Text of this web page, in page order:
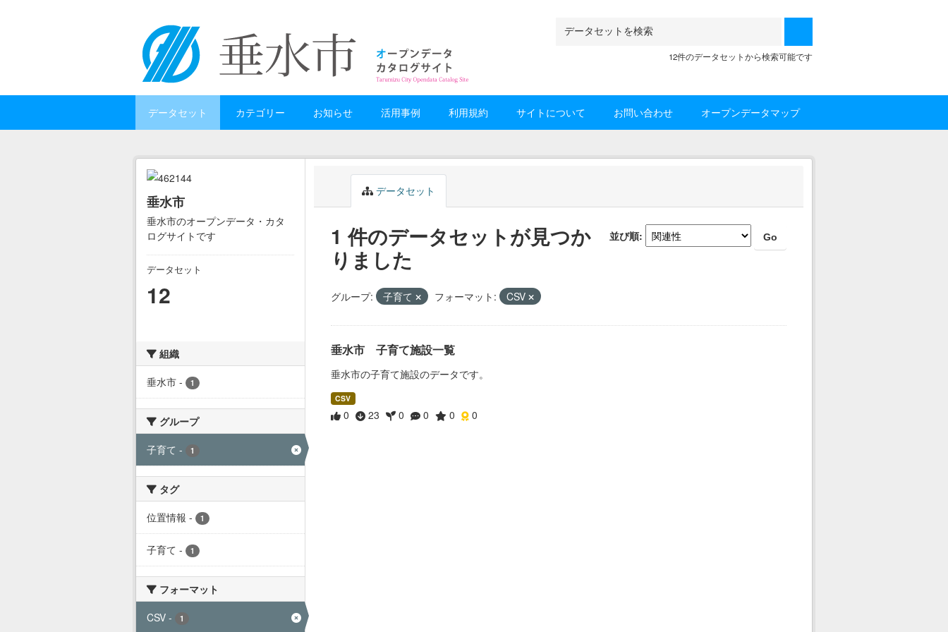
12件のデータセットから検索可能です
データセット カテゴリー お知らせ 活用事例 利用規約 サイトについて お問い合わせ オープンデータマップ
垂水市
垂水市のオープンデータ・カタ
ログサイトです
データセット
12
組織
垂水市 - 1
グループ
子育て - 1
タグ
位置情報 - 1
子育て - 1
フォーマット
CSV - 1
データセット
並び順 Go
1 件のデータセットが見つか
りました
グループ: 子育て フォーマット: CSV
垂水市 子育て施設一覧
垂水市の子育て施設のデータです。
CSV
0 23 0 0 0 0